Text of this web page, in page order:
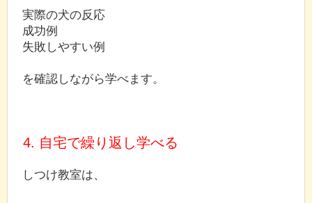
実際の犬の反応
成功例
失敗しやすい例
を確認しながら学べます。
4. 自宅で繰り返し学べる
しつけ教室は、